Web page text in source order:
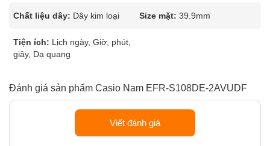
Chất liệu dây: Dây kim loại Size mặt: 39.9mm
Tiện ích: Lịch ngày, Giờ, phút,
giây, Dạ quang
Đánh giá sản phẩm Casio Nam EFR-S108DE-2AVUDF
Viết đánh giá